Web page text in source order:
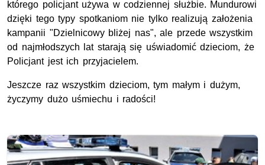
którego policjant używa w codziennej służbie. Mundurowi
dzięki tego typy spotkaniom nie tylko realizują założenia
kampanii "Dzielnicowy bliżej nas", ale przede wszystkim
od najmłodszych lat starają się uświadomić dzieciom, że
Policjant jest ich przyjacielem.
Jeszcze raz wszystkim dzieciom, tym małym i dużym,
życzymy dużo uśmiechu i radości!